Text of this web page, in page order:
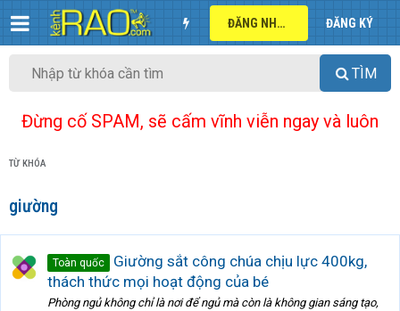
ĐĂNG NHẬP ĐĂNG KÝ
TÌM
Đừng cố SPAM, sẽ cấm vĩnh viễn ngay và luôn
TỪ KHÓA
giường
Toàn quốc
Giường sắt công chúa chịu lực 400kg,
thách thức mọi hoạt động của bé
Phòng ngủ không chỉ là nơi để ngủ mà còn là không gian sáng tạo,